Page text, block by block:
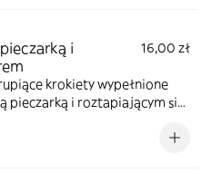
i
16,00 zł
krokiety wypełnione
pieczarką i roztapiającym się